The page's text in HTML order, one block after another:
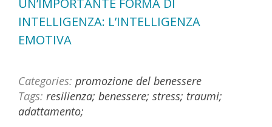
UN’IMPORTANTE FORMA DI
INTELLIGENZA: L’INTELLIGENZA
EMOTIVA
Categories: promozione del benessere
Tags: resilienza; benessere; stress; traumi;
adattamento;